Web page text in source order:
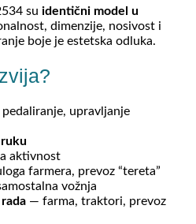
su identični model u
dimenzije, nosivost i
boje je estetska odluka.
upravljanje
aktivnost
farmera, prevoz “tereta”
vožnja
— farma, traktori, prevoz